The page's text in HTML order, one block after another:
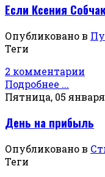
Если Ксения
Опубликовано в
Теги
2 комментарии
Подробнее ...
Пятница, 05 января
День на прибыль
Опубликовано в
Теги